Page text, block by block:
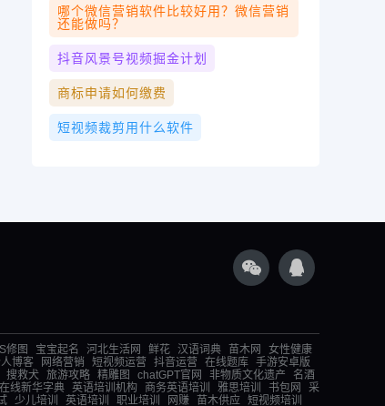
哪个微信营销软件比较好用？微信营销
还能做吗？
抖音风景号视频掘金计划
商标申请如何缴费
短视频裁剪用什么软件
修图 宝宝起名 河北生活网 鲜花 汉语词典 苗木网
女性健康
博客 网络营销 短视频运营 抖音运营 在线题库 手游安卓版
搜救犬 旅游攻略 精雕图 chatGPT官网 非物质文化遗产
名酒
在线新华字典 英语培训机构 商务英语培训 雅思培训 书包网
采
少儿培训 英语培训 职业培训 网赚 苗木供应 短视频培训